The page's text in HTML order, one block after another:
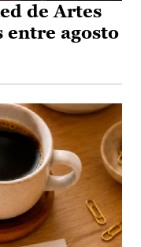
de Artes
entre agosto